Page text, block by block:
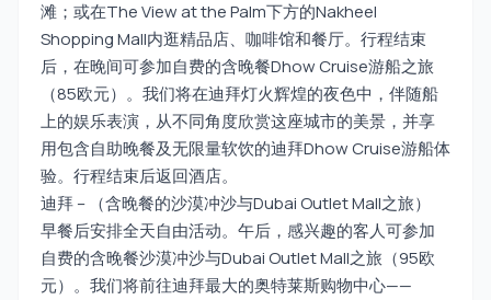
滩；或在The View at the Palm下方的Nakheel
Shopping Mall内逛精品店、咖啡馆和餐厅。行程结束
后，在晚间可参加自费的含晚餐Dhow Cruise游船之旅
（85欧元）。我们将在迪拜灯火辉煌的夜色中，伴随船
上的娱乐表演，从不同角度欣赏这座城市的美景，并享
用包含自助晚餐及无限量软饮的迪拜Dhow Cruise游船体
验。行程结束后返回酒店。
迪拜 – （含晚餐的沙漠冲沙与Dubai Outlet Mall之旅）
早餐后安排全天自由活动。午后，感兴趣的客人可参加
自费的含晚餐沙漠冲沙与Dubai Outlet Mall之旅（95欧
元）。我们将前往迪拜最大的奥特莱斯购物中心——